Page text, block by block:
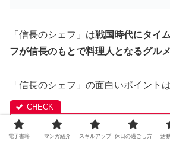
「信長のシェフ」は戦国時代にタイ
フが信長のもとで料理人となるグル
「信長のシェフ」の面白いポイント
■料理と戦国時代の組み合わせが
電子書籍 マンガ紹介 スキルアップ 休日の過ごし方 活